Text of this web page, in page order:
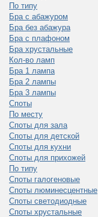
По типу
Бра с абажуром
Бра без абажура
Бра с плафоном
Бра хрустальные
Кол-во ламп
Бра 1 лампа
Бра 2 лампы
Бра 3 лампы
Споты
По месту
Споты для зала
Споты для детской
Споты для кухни
Споты для прихожей
По типу
Споты галогеновые
Споты люминесцентные
Споты светодиодные
Споты хрустальные